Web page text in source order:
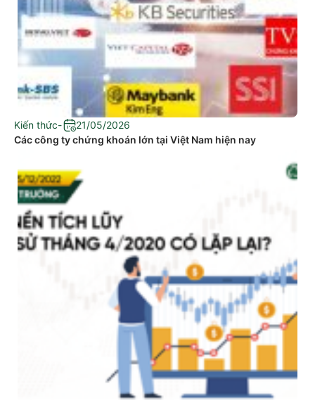
Kiến thức-
21/05/2026
Các công ty chứng khoán lớn tại Việt Nam hiện nay